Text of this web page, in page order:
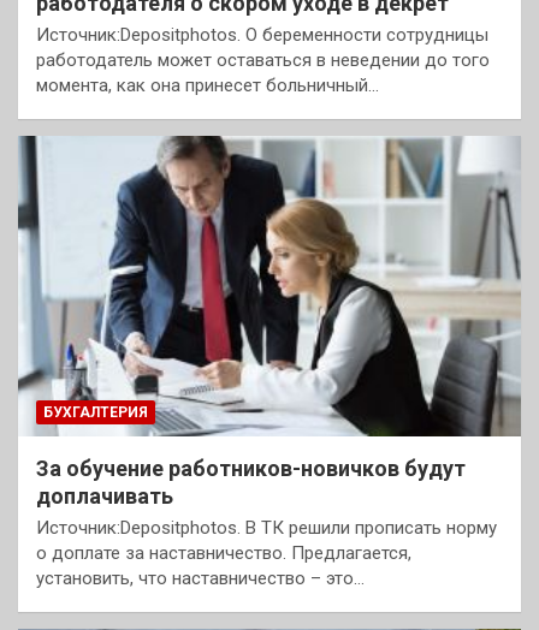
Источник:Depositphotos. О беременности сотрудницы
работодатель может оставаться в неведении до того
момента, как она принесет больничный…
БУХГАЛТЕРИЯ
За обучение работников-новичков будут
доплачивать
Источник:Depositphotos. В ТК решили прописать норму
о доплате за наставничество. Предлагается,
установить, что наставничество – это…